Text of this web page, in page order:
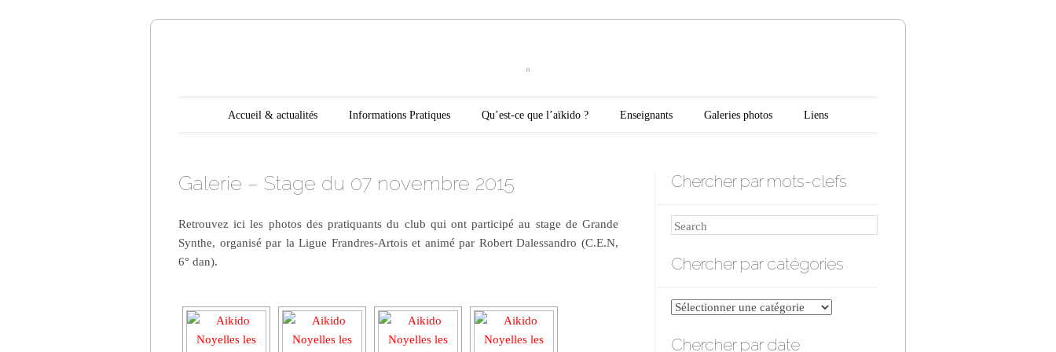
Aikido Noyelles les Seclin
Main menu
Skip to content
Accueil & actualités Informations Pratiques Qu’est-ce que l’aïkido ? Enseignants Galeries photos Liens
Galerie – Stage du 07 novembre 2015
Retrouvez ici les photos des pratiquants du club qui ont participé au stage de Grande
Synthe, organisé par la Ligue Frandres-Artois et animé par Robert Dalessandro (C.E.N,
6° dan).
Chercher par mots-clefs
Search
Chercher par catégories
Chercher
catégories
Chercher par date